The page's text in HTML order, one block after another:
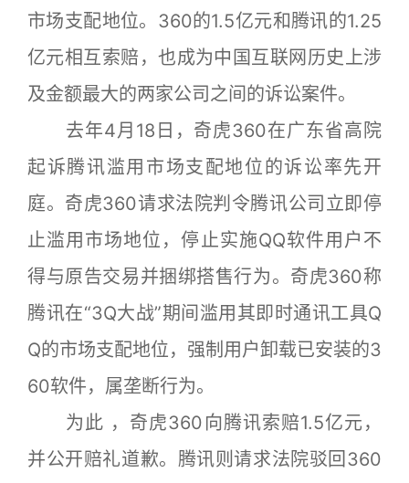
市场支配地位。360的1.5亿元和腾讯的1.25
亿元相互索赔，也成为中国互联网历史上涉
及金额最大的两家公司之间的诉讼案件。
去年4月18日，奇虎360在广东省高院
起诉腾讯滥用市场支配地位的诉讼率先开
庭。奇虎360请求法院判令腾讯公司立即停
止滥用市场地位，停止实施QQ软件用户不
得与原告交易并捆绑搭售行为。奇虎360称
腾讯在“3Q大战”期间滥用其即时通讯工具Q
Q的市场支配地位，强制用户卸载已安装的3
60软件，属垄断行为。
为此 ，奇虎360向腾讯索赔1.5亿元，
并公开赔礼道歉。腾讯则请求法院驳回360